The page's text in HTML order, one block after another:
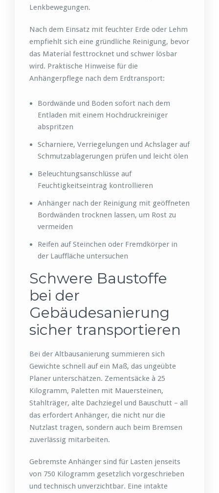
Lenkbewegungen.
Nach dem Einsatz mit feuchter Erde oder Lehm
empfiehlt sich eine gründliche Reinigung, bevor
das Material festtrocknet und schwer lösbar
wird. Praktische Hinweise für die
Anhängerpflege nach dem Erdtransport:
Bordwände und Boden sofort nach dem
Entladen mit einem Hochdruckreiniger
abspritzen
Scharniere, Verriegelungen und Achslager auf
Schmutzablagerungen prüfen und leicht ölen
Beleuchtungsanschlüsse auf
Feuchtigkeitseintrag kontrollieren
Anhänger nach der Reinigung mit geöffneten
Bordwänden trocknen lassen, um Rost zu
vermeiden
Reifen auf Steinchen oder Fremdkörper in
der Lauffläche untersuchen
Schwere Baustoffe
bei der
Gebäudesanierung
sicher transportieren
Bei der Altbausanierung summieren sich
Gewichte schnell auf ein Maß, das ungeübte
Planer unterschätzen. Zementsäcke à 25
Kilogramm, Paletten mit Mauersteinen,
Stahlträger, alte Dachziegel und Bauschutt – all
das erfordert Anhänger, die nicht nur die
Nutzlast tragen, sondern auch beim Bremsen
zuverlässig mitarbeiten.
Gebremste Anhänger sind für Lasten jenseits
von 750 Kilogramm gesetzlich vorgeschrieben
und technisch unverzichtbar. Eine intakte